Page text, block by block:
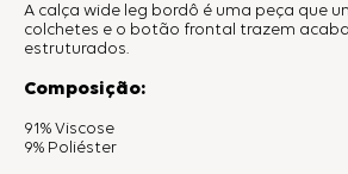
A calça wide leg bordô é uma peça que
colchetes e o botão frontal trazem
estruturados.
Composição:
91% Viscose
9% Poliéster